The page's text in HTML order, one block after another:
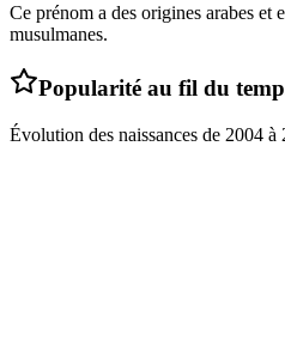
Ce prénom a des origines arabes et
musulmanes.
Popularité au fil du
Évolution des naissances de 2004 à